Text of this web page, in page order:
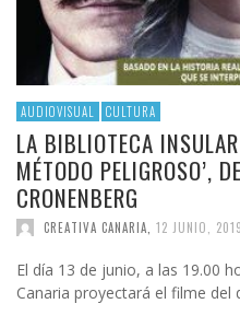
AUDIOVISUAL CULTURA
LA BIBLIOTECA
MÉTODO PELIGROSO’,
CRONENBERG
CREATIVA CANARIA 12 JUNIO, 2019
El día 13 de junio, a las 19.00
Canaria proyectará el filme del